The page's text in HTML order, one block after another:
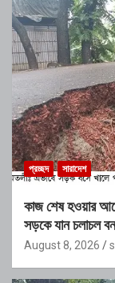
প্রচ্ছদ সারাদেশ
কাজ শেষ হওয়ার
সড়কে যান চলাচল
August 8, 2026